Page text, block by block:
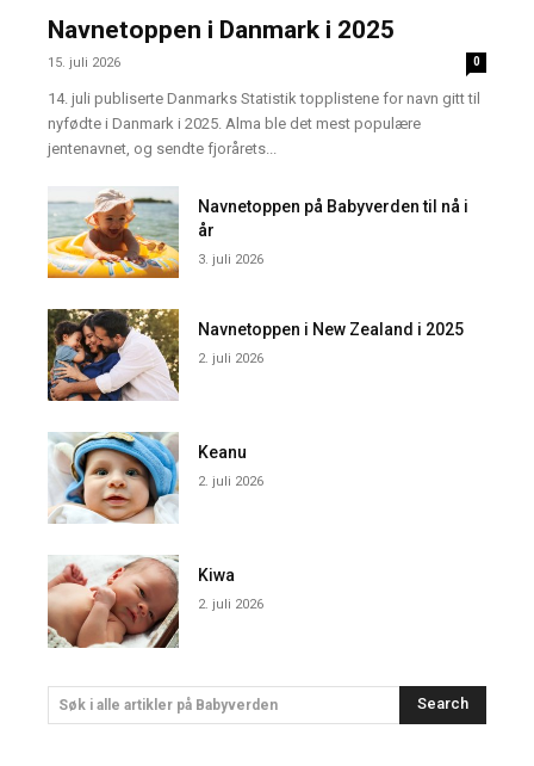
Navnetoppen i Danmark i 2025
15. juli 2026 0
14. juli publiserte Danmarks Statistik topplistene for navn gitt til
nyfødte i Danmark i 2025. Alma ble det mest populære
jentenavnet, og sendte fjorårets...
Navnetoppen på Babyverden til nå i
år
3. juli 2026
Navnetoppen i New Zealand i 2025
2. juli 2026
Keanu
2. juli 2026
Kiwa
2. juli 2026
Søk i alle artikler på Babyverden Search